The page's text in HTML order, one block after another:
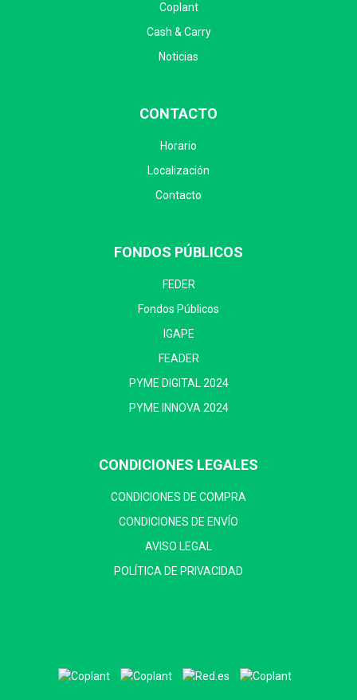
Coplant
Cash & Carry
Noticias
CONTACTO
Horario
Localización
Contacto
FONDOS PÚBLICOS
FEDER
Fondos Públicos
IGAPE
FEADER
PYME DIGITAL 2024
PYME INNOVA 2024
CONDICIONES LEGALES
CONDICIONES DE COMPRA
CONDICIONES DE ENVÍO
AVISO LEGAL
POLÍTICA DE PRIVACIDAD